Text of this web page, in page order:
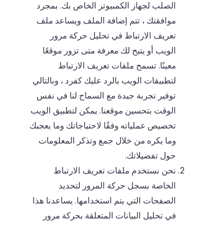
الصلب لجهاز الكمبيوتر الخاص بك. بمجرد
موافقتك ، تتم إضافة الملف ويساعد ملف
تعريف الارتباط في تحليل حركة مرور
الويب أو يتيح لك معرفة متى تزور موقعًا
معينًا. تسمح ملفات تعريف الارتباط
لتطبيقات الويب بالرد عليك كفرد ، وبالتالي
توفير تجربة جيدة مع السماح لنا في نفس
الوقت بتحسين موقعنا. يمكن لتطبيق الويب
تخصيص عملياته وفقًا لاحتياجاتك وما يعجبك
وما يكره من خلال جمع وتذكر المعلومات
حول تفضيلاتك.
نحن نستخدم ملفات تعريف الارتباط
الخاصة بسجل حركة المرور لتحديد
الصفحات التي يتم استخدامها. يساعدنا هذا
في تحليل البيانات المتعلقة بحركة مرور